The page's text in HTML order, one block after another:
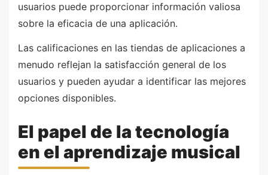
usuarios puede proporcionar información valiosa
sobre la eficacia de una aplicación.
Las calificaciones en las tiendas de aplicaciones a
menudo reflejan la satisfacción general de los
usuarios y pueden ayudar a identificar las mejores
opciones disponibles.
El papel de la tecnología
en el aprendizaje musical